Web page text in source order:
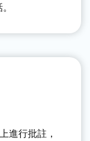
進行批註，